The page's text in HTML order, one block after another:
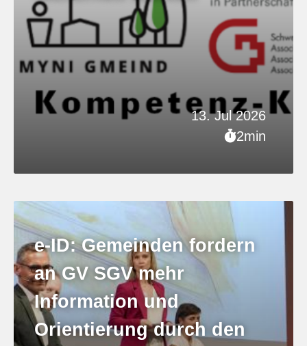
13. Jul 2026
2min
e-ID: Gemeinden fordern
an GV SGV mehr
Information und
Orientierung durch den